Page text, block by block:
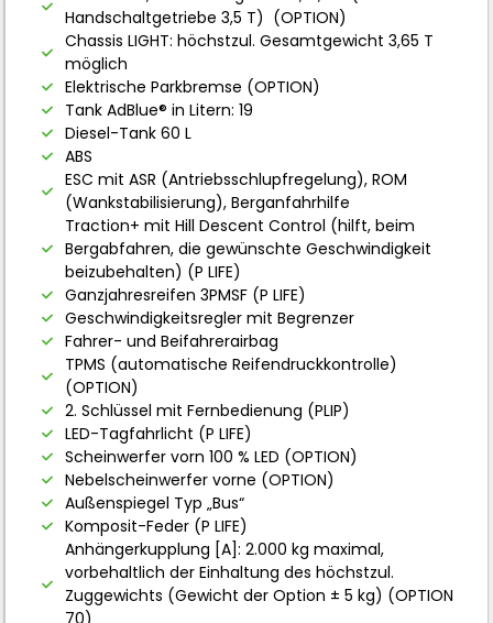
Handschaltgetriebe 3,5 T) (OPTION)
Chassis LIGHT: höchstzul. Gesamtgewicht 3,65 T
möglich
Elektrische Parkbremse (OPTION)
Tank AdBlue® in Litern: 19
Diesel-Tank 60 L
ABS
ESC mit ASR (Antriebsschlupfregelung), ROM
(Wankstabilisierung), Berganfahrhilfe
Traction+ mit Hill Descent Control (hilft, beim
Bergabfahren, die gewünschte Geschwindigkeit
beizubehalten) (P LIFE)
Ganzjahresreifen 3PMSF (P LIFE)
Geschwindigkeitsregler mit Begrenzer
Fahrer- und Beifahrerairbag
TPMS (automatische Reifendruckkontrolle)
(OPTION)
2. Schlüssel mit Fernbedienung (PLIP)
LED-Tagfahrlicht (P LIFE)
Scheinwerfer vorn 100 % LED (OPTION)
Nebelscheinwerfer vorne (OPTION)
Außenspiegel Typ „Bus“
Komposit-Feder (P LIFE)
Anhängerkupplung [A]: 2.000 kg maximal,
vorbehaltlich der Einhaltung des höchstzul.
Zuggewichts (Gewicht der Option ± 5 kg) (OPTION
70)